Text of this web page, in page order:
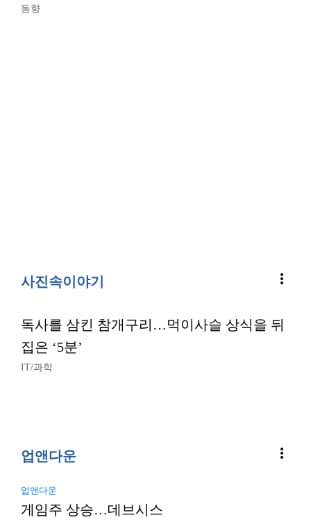
동향
사진속이야기 more_vert
독사를 삼킨 참개구리…먹이사슬 상식을 뒤
집은 ‘5분’
IT/과학
업앤다운 more_vert
업앤다운
게임주 상승…데브시스